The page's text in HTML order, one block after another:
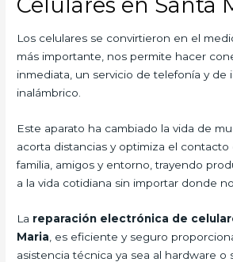
Celulares en Santa
Los celulares se convirtieron en el
más importante, nos permite hacer
inmediata, un servicio de telefonía y de
inalámbrico.
Este aparato ha cambiado la vida de
acorta distancias y optimiza el
familia, amigos y entorno, trayendo
a la vida cotidiana sin importar donde
La reparación electrónica de
Maria , es eficiente y seguro
asistencia técnica ya sea al hardware o